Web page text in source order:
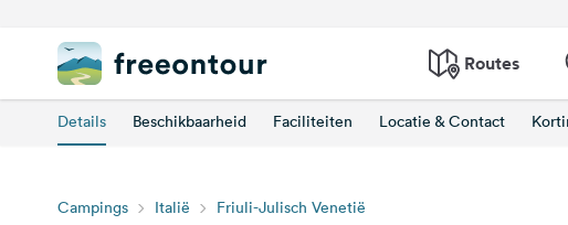
Routes
Details Beschikbaarheid Faciliteiten Locatie & Contact
Campings Italië Friuli-Julisch Venetië